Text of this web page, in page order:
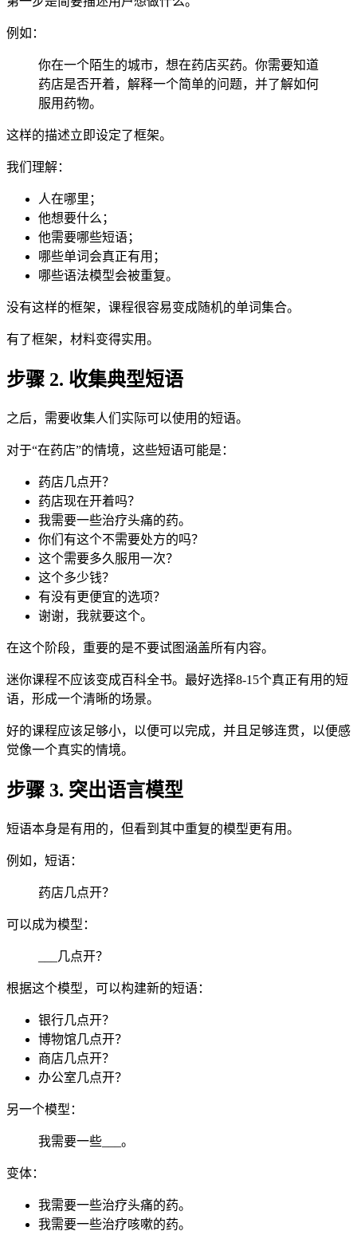
例如：
你在一个陌生的城市，想在药店买药。你需要知道
药店是否开着，解释一个简单的问题，并了解如何
服用药物。
这样的描述立即设定了框架。
我们理解：
人在哪里；
他想要什么；
他需要哪些短语；
哪些单词会真正有用；
哪些语法模型会被重复。
没有这样的框架，课程很容易变成随机的单词集合。
有了框架，材料变得实用。
步骤 2. 收集典型短语
之后，需要收集人们实际可以使用的短语。
对于“在药店”的情境，这些短语可能是：
药店几点开？
药店现在开着吗？
我需要一些治疗头痛的药。
你们有这个不需要处方的吗？
这个需要多久服用一次？
这个多少钱？
有没有更便宜的选项？
谢谢，我就要这个。
在这个阶段，重要的是不要试图涵盖所有内容。
迷你课程不应该变成百科全书。最好选择8-15个真正有用的短
语，形成一个清晰的场景。
好的课程应该足够小，以便可以完成，并且足够连贯，以便感
觉像一个真实的情境。
步骤 3. 突出语言模型
短语本身是有用的，但看到其中重复的模型更有用。
例如，短语：
药店几点开？
可以成为模型：
___几点开？
根据这个模型，可以构建新的短语：
银行几点开？
博物馆几点开？
商店几点开？
办公室几点开？
另一个模型：
我需要一些___。
变体：
我需要一些治疗头痛的药。
我需要一些治疗咳嗽的药。